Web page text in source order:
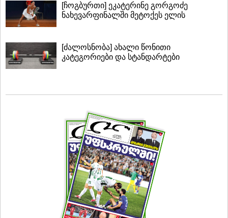
[ჩოგბურთი] ეკატერინე გორგოძე
ნახევარფინალში მეტოქეს ელის
[ძალოსნობა] ახალი წონითი
კატეგორიები და სტანდარტები